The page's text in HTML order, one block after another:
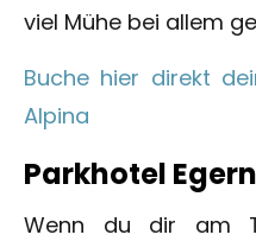
viel Mühe bei allem
Buche hier direkt
Alpina
Parkhotel
Wenn du dir am